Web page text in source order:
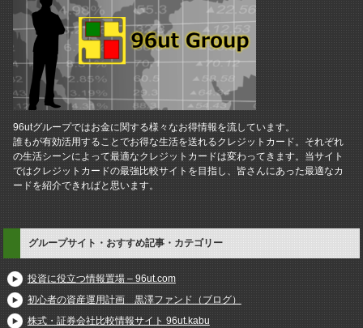
96utグループではお金に関する様々なお得情報を流しています。
誰もが有効活用することでお得な生活を送れるクレジットカード。それぞれ
の生活シーンによって最適なクレジットカードは変わってきます。当サイト
ではクレジットカードの最強比較サイトを目指し、皆さんにあった最適なカ
ードを紹介できればと思います。
グループサイト・おすすめ記事・カテゴリー
投資に役立つ情報置場 – 96ut.com
初心者の資産運用計画 黒澤ファンド（ブログ）
株式・証券会社比較情報サイト 96ut.kabu